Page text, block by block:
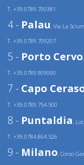
T. +39.0789.700381
4 - Palau, Via La
T. +39.0789.709207
5 - Porto Cervo
T. +39.0789.909000
7 - Capo
T. +39.0789.754.500
8 - Puntaldia,
T. +39.0784.864.526
9 - Milano, Corso